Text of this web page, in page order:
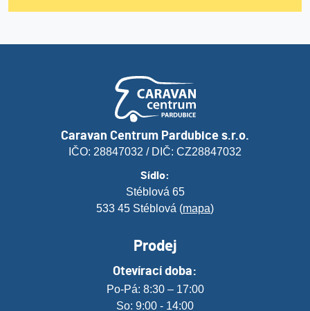
Caravan Centrum Pardubice s.r.o.
IČO: 28847032 / DIČ: CZ28847032
Sídlo:
Stéblová 65
533 45 Stéblová (mapa)
Prodej
Otevírací doba:
Po-Pá: 8:30 – 17:00
So: 9:00 - 14:00